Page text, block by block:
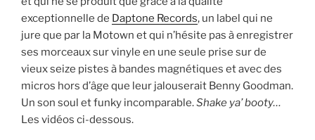
exceptionnelle de Daptone Records, un label qui ne
jure que par la Motown et qui n’hésite pas à enregistrer
ses morceaux sur vinyle en une seule prise sur de
vieux seize pistes à bandes magnétiques et avec des
micros hors d’âge que leur jalouserait Benny Goodman.
Un son soul et funky incomparable.Shake ya’ booty…
Les vidéos ci-dessous.